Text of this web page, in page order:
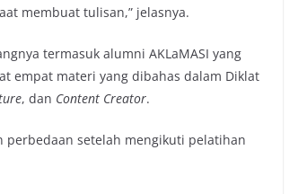
membuat tulisan,” jelasnya.
termasuk alumni AKLaMASI yang
empat materi yang dibahas dalam Diklat
, dan Content Creator.
perbedaan setelah mengikuti pelatihan